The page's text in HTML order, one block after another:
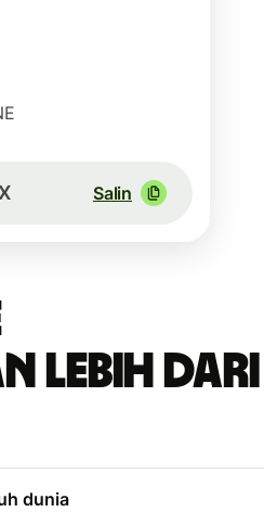
Salin
lebih dari
dunia